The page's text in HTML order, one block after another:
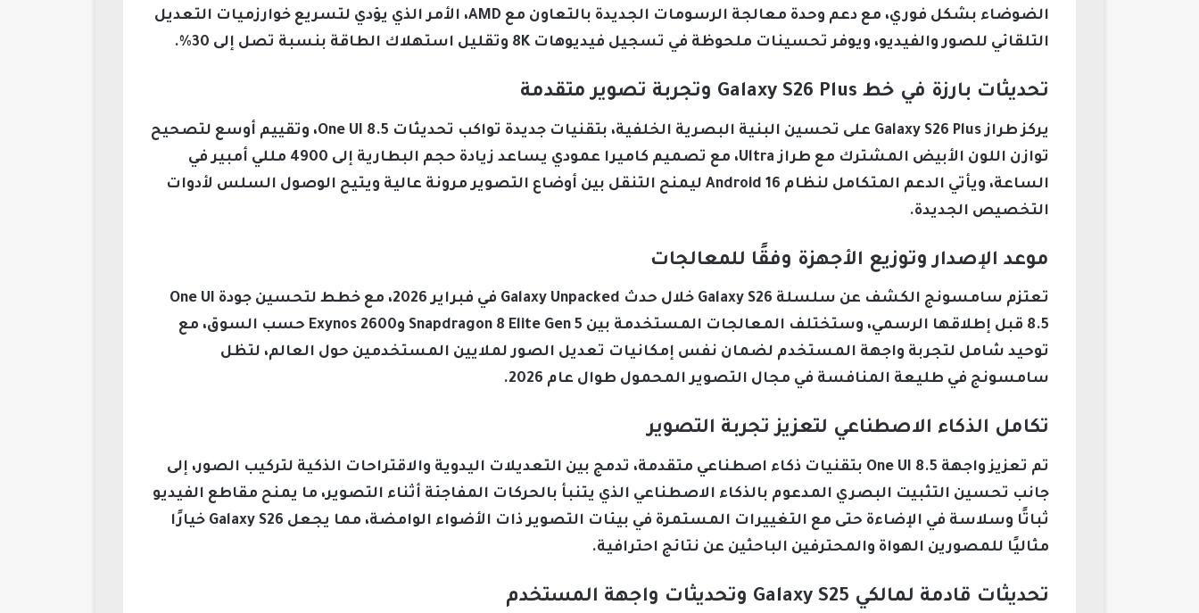
الضوضاء بشكل فوري، مع دعم وحدة معالجة الرسومات الجديدة بالتعاون مع AMD، الأمر الذي يؤدي لتسريع خوارزميات التعديل
التلقائي للصور والفيديو، ويوفر تحسينات ملحوظة في تسجيل فيديوهات 8K وتقليل استهلاك الطاقة بنسبة تصل إلى 30%.
تحديثات بارزة في خط Galaxy S26 Plus وتجربة تصوير متقدمة
يركز طراز Galaxy S26 Plus على تحسين البنية البصرية الخلفية، بتقنيات جديدة تواكب تحديثات One UI 8.5، وتقييم أوسع لتصحيح
توازن اللون الأبيض المشترك مع طراز Ultra، مع تصميم كاميرا عمودي يساعد زيادة حجم البطارية إلى 4900 مللي أمبير في
الساعة، ويأتي الدعم المتكامل لنظام Android 16 ليمنح التنقل بين أوضاع التصوير مرونة عالية ويتيح الوصول السلس لأدوات
التخصيص الجديدة.
موعد الإصدار وتوزيع الأجهزة وفقًا للمعالجات
تعتزم سامسونج الكشف عن سلسلة Galaxy S26 خلال حدث Galaxy Unpacked في فبراير 2026، مع خطط لتحسين جودة One UI
8.5 قبل إطلاقها الرسمي، وستختلف المعالجات المستخدمة بين Snapdragon 8 Elite Gen 5 وExynos 2600 حسب السوق، مع
توحيد شامل لتجربة واجهة المستخدم لضمان نفس إمكانيات تعديل الصور لملايين المستخدمين حول العالم، لتظل
سامسونج في طليعة المنافسة في مجال التصوير المحمول طوال عام 2026.
تكامل الذكاء الاصطناعي لتعزيز تجربة التصوير
تم تعزيز واجهة One UI 8.5 بتقنيات ذكاء اصطناعي متقدمة، تدمج بين التعديلات اليدوية والاقتراحات الذكية لتركيب الصور، إلى
جانب تحسين التثبيت البصري المدعوم بالذكاء الاصطناعي الذي يتنبأ بالحركات المفاجئة أثناء التصوير، ما يمنح مقاطع الفيديو
ثباتًا وسلاسة في الإضاءة حتى مع التغييرات المستمرة في بيئات التصوير ذات الأضواء الوامضة، مما يجعل Galaxy S26 خيارًا
مثاليًا للمصورين الهواة والمحترفين الباحثين عن نتائج احترافية.
تحديثات قادمة لمالكي Galaxy S25 وتحديثات واجهة المستخدم